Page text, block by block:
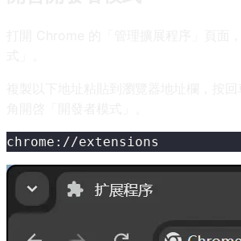
chrome://extensions